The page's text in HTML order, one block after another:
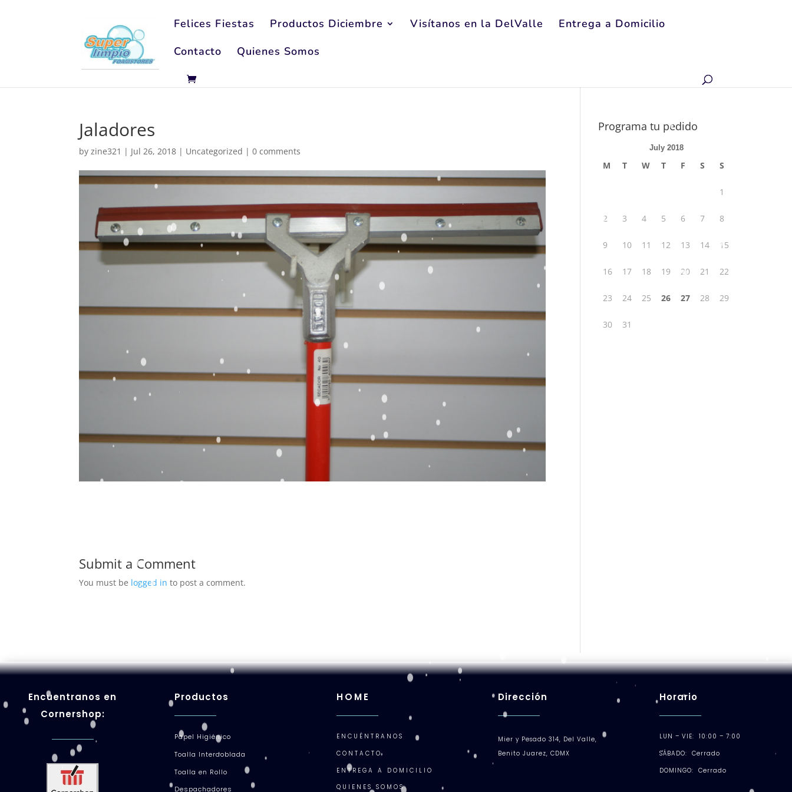
Felices Fiestas Productos Diciembre Visítanos en la DelValle
Entrega a Domicilio
Contacto
Quienes Somos
Jaladores
byzine321 | Jul 26, 2018 | Uncategorized |0 comments
Submit a Comment
You must be logged in to post a comment.
Programa tu pedido
July 2018
M T W T F S S
1
2 3 4 5 6 7 8
9 10 11 12 13 14 15
16 17 18 19 20 21 22
23 24 25 26 27 28 29
30 31
Encuentranos en
Cornershop:
Productos
Papel Higiénico
Toalla Interdoblada
Toalla en Rollo
Despachadores
HOME
ENCUÉNTRANOS
CONTACTO
ENTREGA A DOMICILIO
QUIENES SOMOS
Dirección
Mier y Pesado 314, Del Valle,
Benito Juarez, CDMX
Horario
LUN – VIE: 10:00 – 7:00
SÁBADO: Cerrado
DOMINGO: Cerrado